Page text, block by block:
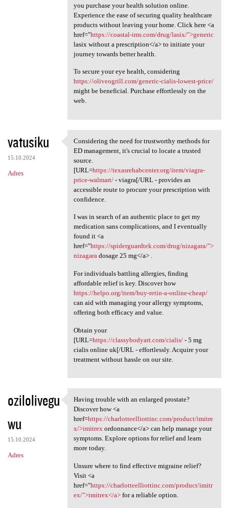
you purchase your health solution online.
Experience the ease of securing quality healthcare
products without leaving your home. Click here <a
href="https://coastal-ims.com/drug/lasix/">generic
lasix without a prescription</a> to initiate your
journey towards better health.
To secure your eye health, considering
https://oliveogrill.com/generic-cialis-lowest-price/
might be beneficial. Purchase effortlessly on the
web.
vatusiku
15.10.2024
Adres
Considering the need for
Considering the need for trustworthy methods for
ED management, it's crucial to locate a trusted
source.
[URL=https://texasrehabcenter.org/item/viagra-
price-walmart/- viagra[/URL - provides an
accessible route to procure your prescription with
confidence.
I was in search of an authentic place to get my
medication sans complications, and I eventually
found it <a
href="https://spiderguardtek.com/drug/nizagara/">
nizagaradosage 25 mg</a> .
For individuals battling allergies, finding
affordable relief is key. Discover how
https://helpo.org/item/buy-retin-a-online-cheap/
can aid with managing your allergy symptoms,
offering both efficacy and value.
Obtain your
[URL=https://classybodyart.com/cialis/- 5 mg
cialis online uk[/URL - effortlessly. Acquire your
treatment without hassle on our site.
ozilolivegu
wu
15.10.2024
Adres
Having trouble with an
Having trouble with an enlarged prostate?
Discover how <a
href=https://charlotteelliottinc.com/product/imitre
x/>imitrexordonnance</a> can help manage your
symptoms. Explore options for relief and learn
more today.
Unsure where to find effective migraine relief?
Visit <a
href="https://charlotteelliottinc.com/product/imitr
ex/">imitrex</a>for a reliable option.